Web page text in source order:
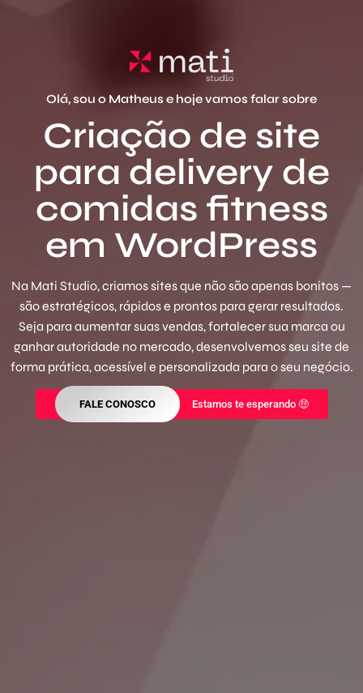
Olá, sou o Matheus e hoje vamos falar sobre
Criação de site
para delivery de
comidas fitness
em WordPress
Na Mati Studio, criamos sites que não são apenas bonitos —
são estratégicos, rápidos e prontos para gerar resultados.
Seja para aumentar suas vendas, fortalecer sua marca ou
ganhar autoridade no mercado, desenvolvemos seu site de
forma prática, acessível e personalizada para o seu negócio.
FALE CONOSCO Estamos te esperando 🤑